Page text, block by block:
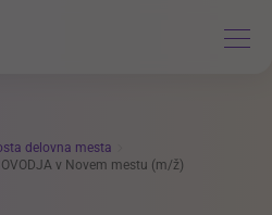
delovna mesta
v Novem mestu (m/ž)